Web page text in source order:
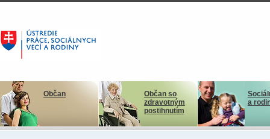
Občan
Občan so
zdravotným
postihnutím
a